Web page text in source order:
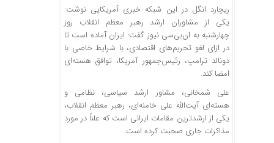
ریچارد انگل در این شبکه خبری آمریکایی نوشت:
یکی از مشاوران ارشد رهبر معظم انقلاب روز
چهارشنبه به ان‌بی‌سی نیوز گفت: ایران آماده است تا
در ازای لغو تحریم‌های اقتصادی، با شرایط خاصی با
دونالد ترامپ، رئیس‌جمهور آمریکا، توافق هسته‌ای
امضا کند.
علی شمخانی، مشاور ارشد سیاسی، نظامی و
هسته‌ای آیت‌الله علی خامنه‌ای، رهبر معظم انقلاب،
یکی از ارشدترین مقامات ایرانی است که علناً در مورد
مذاکرات جاری صحبت کرده است.